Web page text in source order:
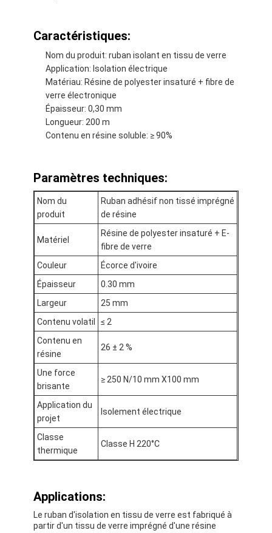
Maison
Produits
Au sujet de nous
Visite d'usine
Contrôle de qualité
Contactez-nous
Bande adhésive d'isolation
Bande d'isolation de tissu en verre
Bande résistante à la chaleur d'isolation
Ruban adhésif de tissu en verre
Ruban adhésif de papier d'aluminium
Caractéristiques:
Nom du produit: ruban isolant en tissu de verre
Application: Isolation électrique
Matériau: Résine de polyester insaturé + fibre de
verre électronique
Épaisseur: 0,30 mm
Longueur: 200 m
Contenu en résine soluble: ≥ 90%
Paramètres techniques:
Nom du
produit
Ruban adhésif non tissé imprégné
de résine
Matériel
Résine de polyester insaturé + E-
fibre de verre
Couleur
Écorce d'ivoire
Épaisseur
0.30 mm
Largeur
25 mm
Contenu volatil
≤ 2
Contenu en
résine
26 ± 2 %
Une force
brisante
≥ 250 N/10 mm X100 mm
Application du
projet
Isolement électrique
Classe
thermique
Classe H 220°C
Applications:
Le ruban d'isolation en tissu de verre est fabriqué à
partir d'un tissu de verre imprégné d'une résine